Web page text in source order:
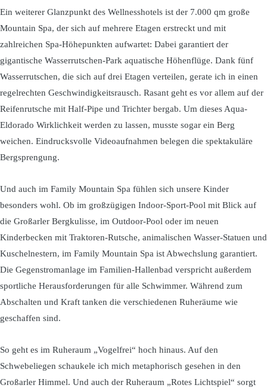
Ein weiterer Glanzpunkt des Wellnesshotels ist der 7.000 qm große
Mountain Spa, der sich auf mehrere Etagen erstreckt und mit
zahlreichen Spa-Höhepunkten aufwartet: Dabei garantiert der
gigantische Wasserrutschen-Park aquatische Höhenflüge. Dank fünf
Wasserrutschen, die sich auf drei Etagen verteilen, gerate ich in einen
regelrechten Geschwindigkeitsrausch. Rasant geht es vor allem auf der
Reifenrutsche mit Half-Pipe und Trichter bergab. Um dieses Aqua-
Eldorado Wirklichkeit werden zu lassen, musste sogar ein Berg
weichen. Eindrucksvolle Videoaufnahmen belegen die spektakuläre
Bergsprengung.
Und auch im Family Mountain Spa fühlen sich unsere Kinder
besonders wohl. Ob im großzügigen Indoor-Sport-Pool mit Blick auf
die Großarler Bergkulisse, im Outdoor-Pool oder im neuen
Kinderbecken mit Traktoren-Rutsche, animalischen Wasser-Statuen und
Kuschelnestern, im Family Mountain Spa ist Abwechslung garantiert.
Die Gegenstromanlage im Familien-Hallenbad verspricht außerdem
sportliche Herausforderungen für alle Schwimmer. Während zum
Abschalten und Kraft tanken die verschiedenen Ruheräume wie
geschaffen sind.
So geht es im Ruheraum „Vogelfrei“ hoch hinaus. Auf den
Schwebeliegen schaukele ich mich metaphorisch gesehen in den
Großarler Himmel. Und auch der Ruheraum „Rotes Lichtspiel“ sorgt